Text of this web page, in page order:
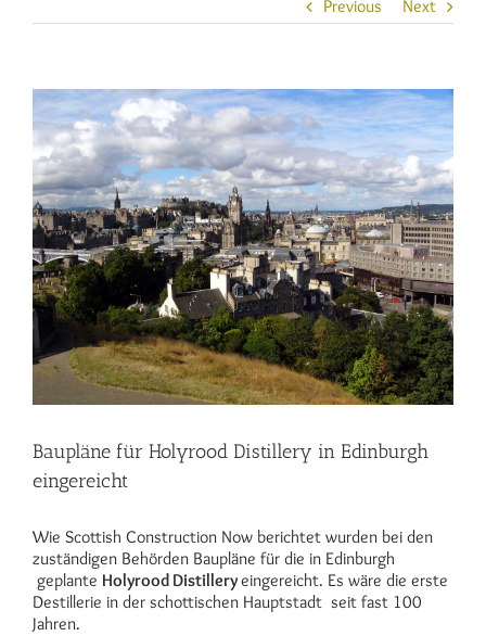
Previous Next
View
Larger
Image
Baupläne für Holyrood Distillery in Edinburgh
eingereicht
Wie Scottish Construction Now berichtet wurden bei den
zuständigen Behörden Baupläne für die in Edinburgh
geplante Holyrood Distilleryeingereicht. Es wäre die erste
Destillerie in der schottischen Hauptstadt seit fast 100
Jahren.